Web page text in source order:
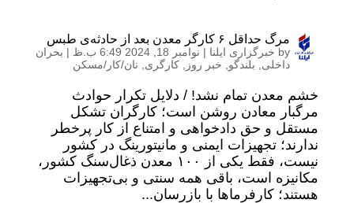
مرگ حداقل ۶ کارگر معدن بعد از حادثه‌ی طبس
by خبرگزاری ایلنا | نوامبر 18, 2024 6:49 ب.ظ | بحران
داخلی
بلندگو خبر روز کارگری نان/کار/مسکن
خشم معدن تمام نشد! / دلایل تکرار حوادث
مرگبار معادن روشن است؛ کارگران تشکل
مستقل و حق دادخواهی و امتناع از کار پرخطر
ندارند؛ تجهیزات ایمنی و مانیتورینگ در کشور
نیست، فقط یکی از ۱۰۰ معدن ذغال‌سنگ کشور،
مکانیزه است، باقی همه سنتی و بی‌تجهیزات
هستند؛ کارفرماها با بازرسان...